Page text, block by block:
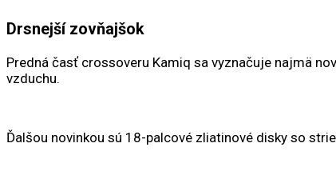
Drsnejší zovňajšok
Predná časť crossoveru Kamiq sa vyznačuje najmä
vzduchu.
Ďalšou novinkou sú 18-palcové zliatinové disky so